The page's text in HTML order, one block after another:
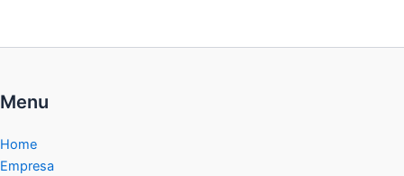
Menu
Home
Empresa